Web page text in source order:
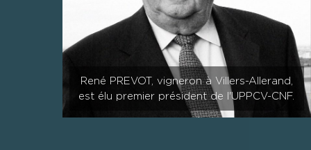
René PREVOT, vigneron à Villers-Allerand,
est élu premier président de l'UPPCV-CNF.